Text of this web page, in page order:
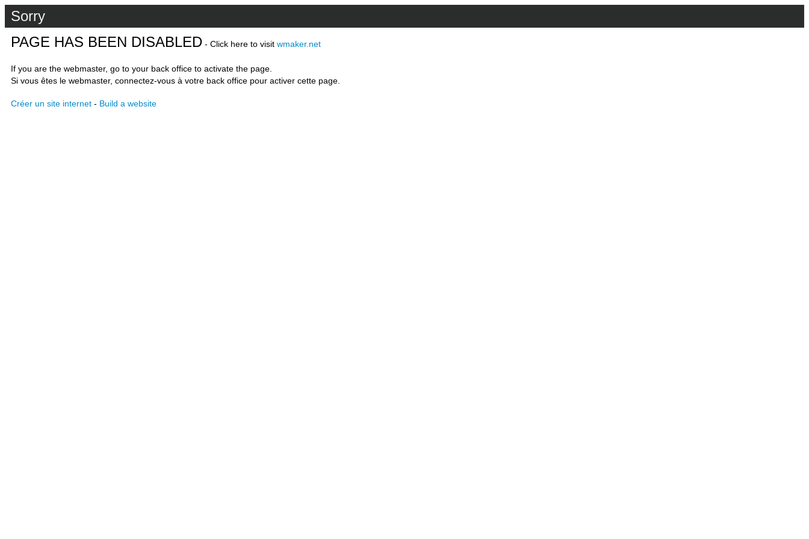
Sorry
PAGE HAS BEEN DISABLED - Click here to visit wmaker.net
If you are the webmaster, go to your back office to activate the page.
Si vous êtes le webmaster, connectez-vous à votre back office pour activer cette page.
Créer un site internet - Build a website